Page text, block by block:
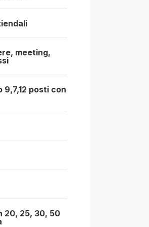
meeting,
9,7,12 posti con
20, 25, 30, 50